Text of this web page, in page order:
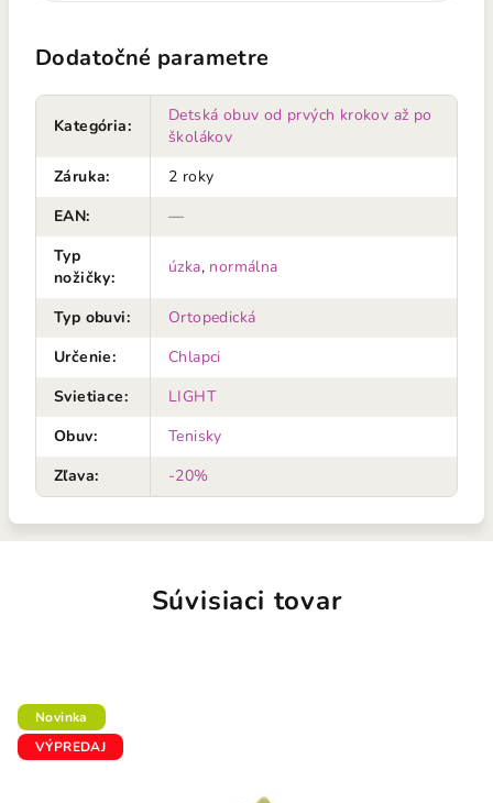
Dodatočné parametre
Kategória:
Detská obuv od prvých krokov až po
školákov
Záruka:
2 roky
EAN:
—
Typ
nožičky:
úzka, normálna
Typ obuvi:
Ortopedická
Určenie:
Chlapci
Svietiace:
LIGHT
Obuv:
Tenisky
Zľava: -20%
Súvisiaci tovar
Novinka
VÝPREDAJ